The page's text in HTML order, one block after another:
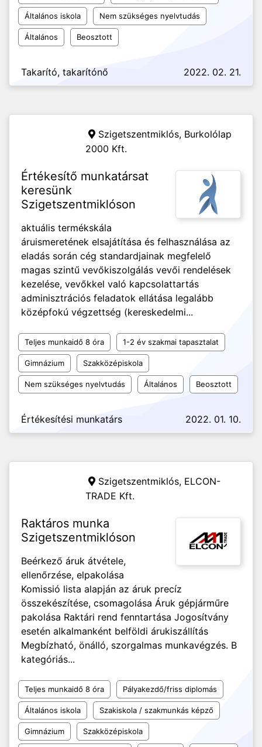
Általános iskola Nem szükséges nyelvtudás
Általános Beosztott
Takarító, takarítónő 2022. 02. 21.
Szigetszentmiklós, Burkolólap
2000 Kft.
Értékesítő munkatársat
keresünk
Szigetszentmiklóson
aktuális termékskála
áruismeretének elsajátítása és felhasználása az
eladás során cég standardjainak megfelelő
magas szintű vevőkiszolgálás vevői rendelések
kezelése, vevőkkel való kapcsolattartás
adminisztrációs feladatok ellátása legalább
középfokú végzettség (kereskedelmi...
Teljes munkaidő 8 óra 1-2 év szakmai tapasztalat
Gimnázium Szakközépiskola
Nem szükséges nyelvtudás Általános Beosztott
Értékesítési munkatárs 2022. 01. 10.
Szigetszentmiklós, ELCON-
TRADE Kft.
Raktáros munka
Szigetszentmiklóson
Beérkező áruk átvétele,
ellenőrzése, elpakolása
Komissió lista alapján az áruk precíz
összekészítése, csomagolása Áruk gépjárműre
pakolása Raktári rend fenntartása Jogosítvány
esetén alkalmanként belföldi árukiszállítás
Megbízható, önálló, szorgalmas munkavégzés. B
kategóriás...
Teljes munkaidő 8 óra Pályakezdő/friss diplomás
Általános iskola Szakiskola / szakmunkás képző
Gimnázium Szakközépiskola